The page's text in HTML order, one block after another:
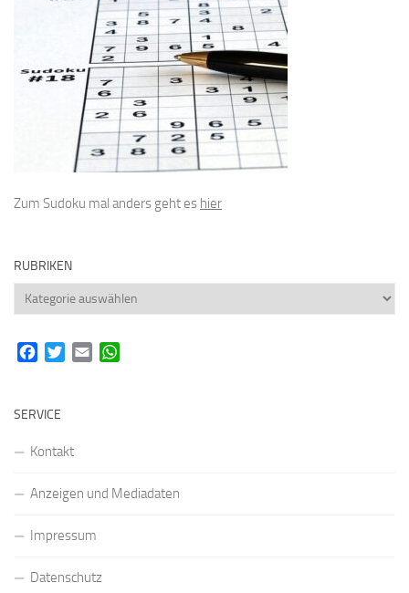
Zum Sudoku mal anders geht es hier
RUBRIKEN
Rubriken
FacebookTwitterEmail
SERVICE
Kontakt
Anzeigen und Mediadaten
Impressum
Datenschutz